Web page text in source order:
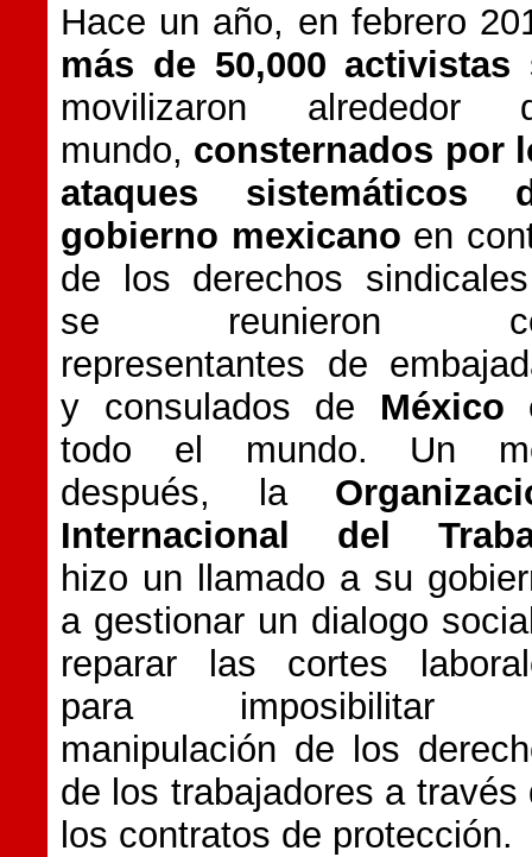
Hace un año, en febrero
más de 50,000 activistas
movilizaron alrededor
mundo, consternados por
ataques sistemáticos
gobierno mexicano en
de los derechos
se reunieron
representantes de
y consulados de México
todo el mundo. Un
después, la
Internacional del
hizo un llamado a su
a gestionar un dialogo
reparar las cortes
para imposibilitar
manipulación de los
de los trabajadores a través
los contratos de protección.